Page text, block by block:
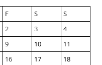
F S
S
2 3
4
9 10
11
16 17
18